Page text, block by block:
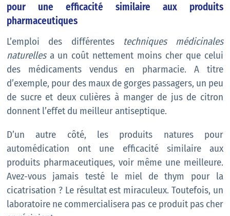
pour une efficacité similaire aux produits
pharmaceutiques
L’emploi des différentes techniques médicinales
naturellesa un coût nettement moins cher que celui
des médicaments vendus en pharmacie. A titre
d’exemple, pour des maux de gorges passagers, un peu
de sucre et deux culières à manger de jus de citron
donnent l’effet du meilleur antiseptique.
D’un autre côté, les produits natures pour
automédication ont une efficacité similaire aux
produits pharmaceutiques, voir même une meilleure.
Avez-vous jamais testé le miel de thym pour la
cicatrisation ? Le résultat est miraculeux. Toutefois, un
laboratoire ne commercialisera pas ce produit pas cher